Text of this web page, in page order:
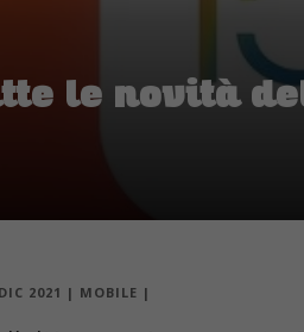
le novità
2021 | MOBILE |